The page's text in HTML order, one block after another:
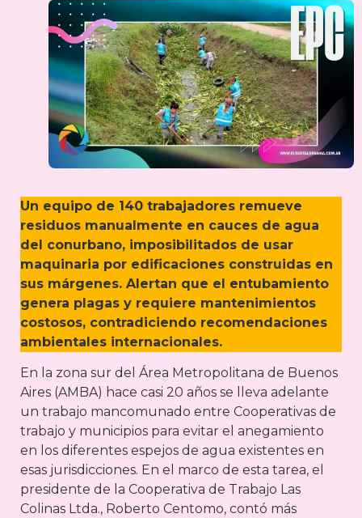
Un equipo de 140 trabajadores remueve
residuos manualmente en cauces de agua
del conurbano, imposibilitados de usar
maquinaria por edificaciones construidas en
sus márgenes. Alertan que el entubamiento
genera plagas y requiere mantenimientos
costosos, contradiciendo recomendaciones
ambientales internacionales.
En la zona sur del Área Metropolitana de Buenos
Aires (AMBA) hace casi 20 años se lleva adelante
un trabajo mancomunado entre Cooperativas de
trabajo y municipios para evitar el anegamiento
en los diferentes espejos de agua existentes en
esas jurisdicciones. En el marco de esta tarea, el
presidente de la Cooperativa de Trabajo Las
Colinas Ltda., Roberto Centomo, contó más